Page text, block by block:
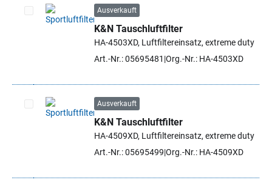
Artikel auswählen
Ausverkauft
K&N Tauschluftfilter
HA-4503XD, Luftfiltereinsatz, extreme duty
Art.-Nr.: 05695481 Org.-Nr.: HA-4503XD
Artikel auswählen
Ausverkauft
K&N Tauschluftfilter
HA-4509XD, Luftfiltereinsatz, extreme duty
Art.-Nr.: 05695499 Org.-Nr.: HA-4509XD